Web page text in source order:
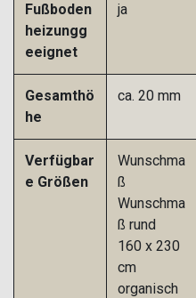
Fußboden
heizungg
eeignet
ja
Gesamthö
he
ca. 20 mm
Verfügbar
e Größen
Wunschma
ß
Wunschma
ß rund
160 x 230
cm
organisch